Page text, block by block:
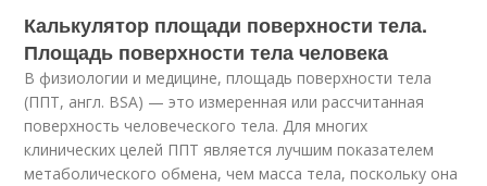
Калькулятор площади поверхности тела.
Площадь поверхности тела человека
В физиологии и медицине, площадь поверхности тела
(ППТ, англ. BSA) — это измеренная или рассчитанная
поверхность человеческого тела. Для многих
клинических целей ППТ является лучшим показателем
метаболического обмена, чем масса тела, поскольку она